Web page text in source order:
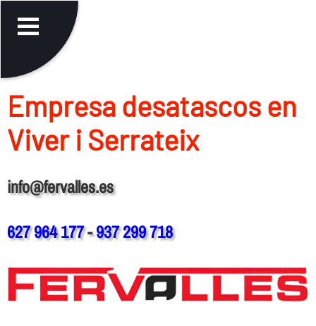
Empresa desatascos en
Viver i Serrateix
info@fervalles.es
627 964 177-937 299 718